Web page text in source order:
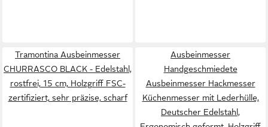
Tramontina Ausbeinmesser
CHURRASCO BLACK - Edelstahl,
rostfrei, 15 cm, Holzgriff FSC-
zertifiziert, sehr präzise, scharf
Ausbeinmesser
Handgeschmiedete
Ausbeinmesser Hackmesser
Küchenmesser mit Lederhülle,
Deutscher Edelstahl,